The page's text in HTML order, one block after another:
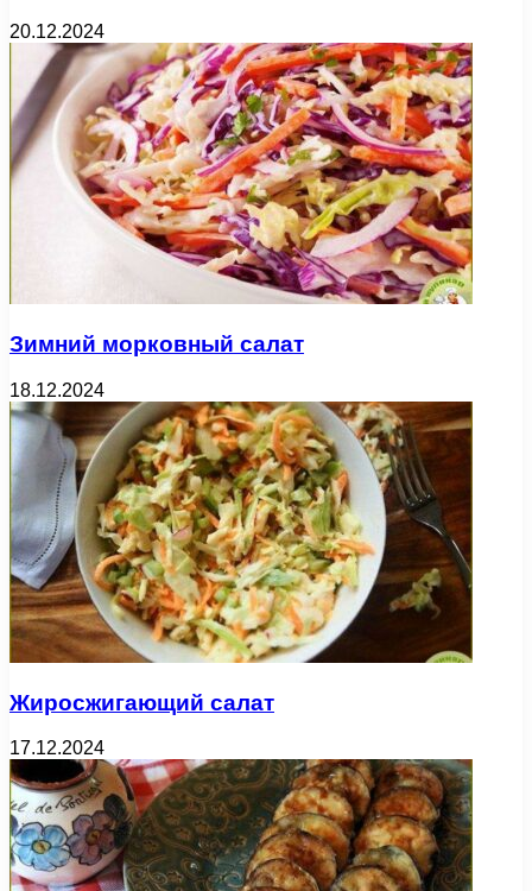
20.12.2024
Зимний морковный салат
18.12.2024
Жиросжигающий салат
17.12.2024